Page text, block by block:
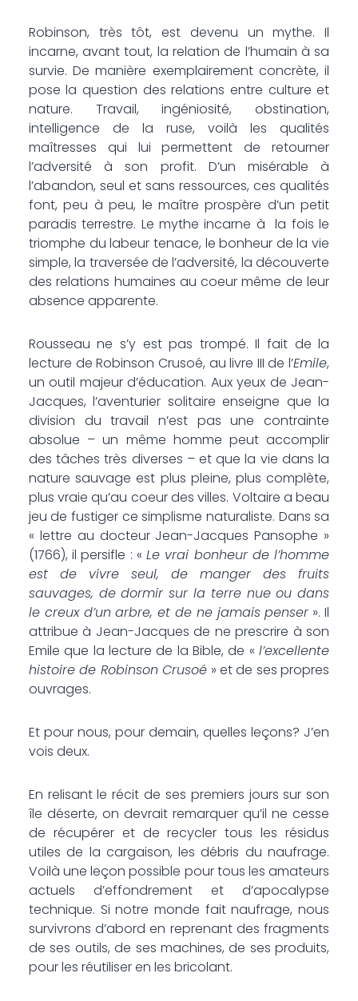
Robinson, très tôt, est devenu un mythe. Il
incarne, avant tout, la relation de l’humain à sa
survie. De manière exemplairement concrète, il
pose la question des relations entre culture et
nature. Travail, ingéniosité, obstination,
intelligence de la ruse, voilà les qualités
maîtresses qui lui permettent de retourner
l’adversité à son profit. D’un misérable à
l’abandon, seul et sans ressources, ces qualités
font, peu à peu, le maître prospère d’un petit
paradis terrestre. Le mythe incarne à la fois le
triomphe du labeur tenace, le bonheur de la vie
simple, la traversée de l’adversité, la découverte
des relations humaines au coeur même de leur
absence apparente.
Rousseau ne s’y est pas trompé. Il fait de la
lecture de Robinson Crusoé, au livre III de l’Emile,
un outil majeur d’éducation. Aux yeux de Jean-
Jacques, l’aventurier solitaire enseigne que la
division du travail n’est pas une contrainte
absolue – un même homme peut accomplir
des tâches très diverses – et que la vie dans la
nature sauvage est plus pleine, plus complète,
plus vraie qu’au coeur des villes. Voltaire a beau
jeu de fustiger ce simplisme naturaliste. Dans sa
« lettre au docteur Jean-Jacques Pansophe »
(1766), il persifle : «Le vrai bonheur de l’homme
est de vivre seul, de manger des fruits
sauvages, de dormir sur la terre nue ou dans
le creux d’un arbre, et de ne jamais penser ». Il
attribue à Jean-Jacques de ne prescrire à son
Emile que la lecture de la Bible, de «l’excellente
histoire de Robinson Crusoé » et de ses propres
ouvrages.
Et pour nous, pour demain, quelles leçons? J’en
vois deux.
En relisant le récit de ses premiers jours sur son
île déserte, on devrait remarquer qu’il ne cesse
de récupérer et de recycler tous les résidus
utiles de la cargaison, les débris du naufrage.
Voilà une leçon possible pour tous les amateurs
actuels d’effondrement et d’apocalypse
technique. Si notre monde fait naufrage, nous
survivrons d’abord en reprenant des fragments
de ses outils, de ses machines, de ses produits,
pour les réutiliser en les bricolant.